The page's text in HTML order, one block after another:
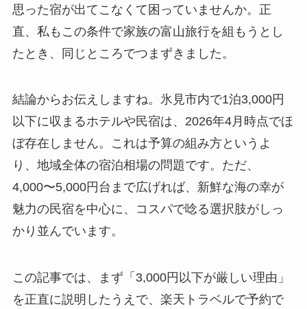
思った宿が出てこなくて困っていませんか。正
直、私もこの条件で家族の富山旅行を組もうとし
たとき、同じところでつまずきました。
結論からお伝えしますね。氷見市内で1泊3,000円
以下に収まるホテルや民宿は、2026年4月時点でほ
ぼ存在しません。これは予算の組み方というよ
り、地域全体の宿泊相場の問題です。ただ、
4,000〜5,000円台まで広げれば、新鮮な海の幸が
魅力の民宿を中心に、コスパで唸る選択肢がしっ
かり並んでいます。
この記事では、まず「3,000円以下が厳しい理由」
を正直に説明したうえで、楽天トラベルで予約で